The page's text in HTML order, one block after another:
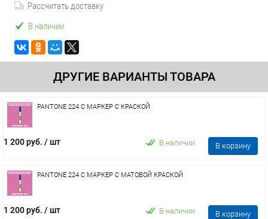
Рассчитать доставку
В наличии
ДРУГИЕ ВАРИАНТЫ ТОВАРА
PANTONE 224 C МАРКЕР С КРАСКОЙ
1 200 руб. / шт В наличии В корзину
PANTONE 224 C МАРКЕР С МАТОВОЙ КРАСКОЙ
1 200 руб. / шт В наличии В корзину